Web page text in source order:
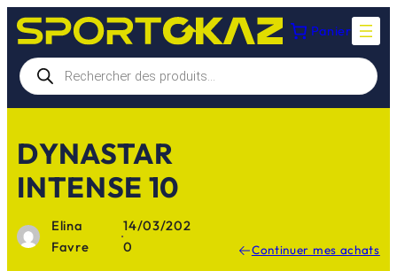
Aller
au
contenu
Panier
Recherche
de
produits
DYNASTAR
INTENSE 10
Elina
Favre
·
14/03/202
0
Continuer mes achats